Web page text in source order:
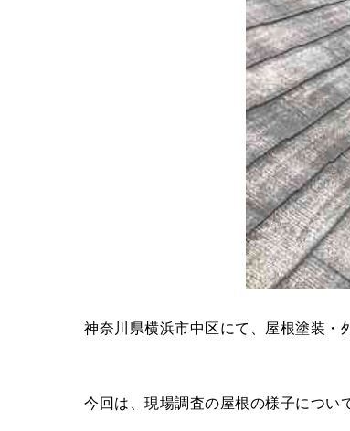
神奈川県横浜市中区にて、屋根塗装・
今回は、現場調査の屋根の様子につい